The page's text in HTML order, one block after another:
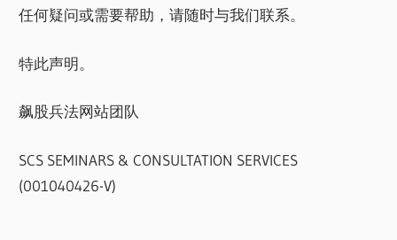
任何疑问或需要帮助，请随时与我们联系。
特此声明。
飙股兵法网站团队
SCS SEMINARS & CONSULTATION SERVICES
(001040426-V)